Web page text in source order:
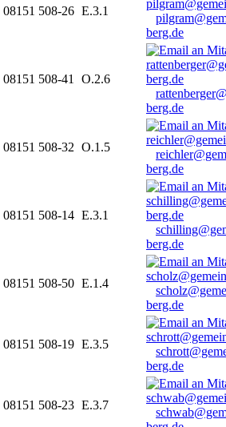
08151 508-26 E.3.1
berg.de
08151 508-41
O.2.6
berg.de
08151 508-32 O.1.5
berg.de
08151 508-14 E.3.1
berg.de
08151 508-50 E.1.4
berg.de
08151 508-19 E.3.5
berg.de
08151 508-23 E.3.7